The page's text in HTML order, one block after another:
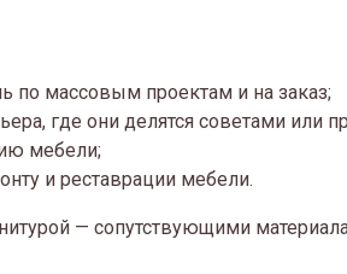
по массовым проектам и на заказ;
где они делятся советами или
мебели;
и реставрации мебели.
— сопутствующими